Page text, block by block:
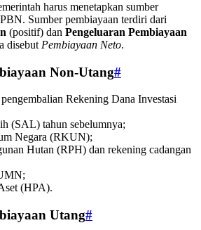
harus menetapkan sumber
Sumber pembiayaan terdiri dari
(positif) dan Pengeluaran Pembiayaan
disebut Pembiayaan Neto.
Non-Utang#
Rekening Dana Investasi
(SAL) tahun sebelumnya;
Negara (RKUN);
Hutan (RPH) dan rekening cadangan
(HPA).
Utang#